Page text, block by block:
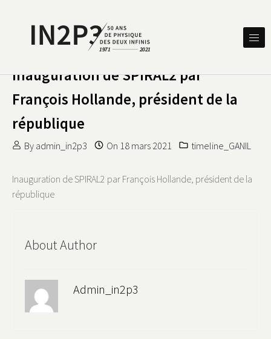
IN2P3 50 ANS DE PHYSIQUE
Inauguration de SPIRAL2 par
François Hollande, président de la
république
By admin_in2p3 On 18 mars 2021 timeline_GANIL
Inauguration de SPIRAL2 par François Hollande, président de la
république
About Author
Admin_in2p3